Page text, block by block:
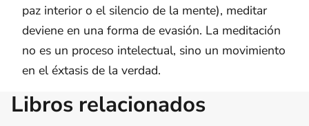
paz interior o el silencio de la mente), meditar
deviene en una forma de evasión. La meditación
no es un proceso intelectual, sino un movimiento
en el éxtasis de la verdad.
Libros relacionados